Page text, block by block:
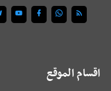
اقسام الموقع